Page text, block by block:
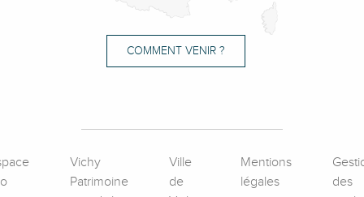
COMMENT VENIR ?
Vichy
Patrimoine
Ville
de
Mentions
légales
des